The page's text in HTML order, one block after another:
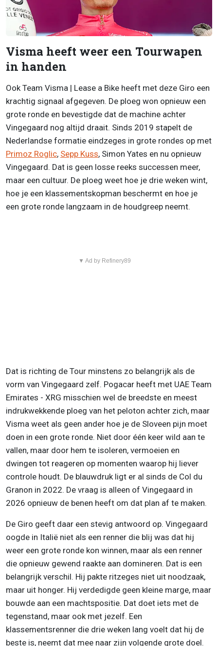
Visma heeft weer een Tourwapen
in handen
Ook Team Visma | Lease a Bike heeft met deze Giro een
krachtig signaal afgegeven. De ploeg won opnieuw een
grote ronde en bevestigde dat de machine achter
Vingegaard nog altijd draait. Sinds 2019 stapelt de
Nederlandse formatie eindzeges in grote rondes op met
Primoz Roglic, Sepp Kuss, Simon Yates en nu opnieuw
Vingegaard. Dat is geen losse reeks successen meer,
maar een cultuur. De ploeg weet hoe je drie weken wint,
hoe je een klassementskopman beschermt en hoe je
een grote ronde langzaam in de houdgreep neemt.
▼ Ad by Refinery89
Dat is richting de Tour minstens zo belangrijk als de
vorm van Vingegaard zelf. Pogacar heeft met UAE Team
Emirates - XRG misschien wel de breedste en meest
indrukwekkende ploeg van het peloton achter zich, maar
Visma weet als geen ander hoe je de Sloveen pijn moet
doen in een grote ronde. Niet door één keer wild aan te
vallen, maar door hem te isoleren, vermoeien en
dwingen tot reageren op momenten waarop hij liever
controle houdt. De blauwdruk ligt er al sinds de Col du
Granon in 2022. De vraag is alleen of Vingegaard in
2026 opnieuw de benen heeft om dat plan af te maken.
De Giro geeft daar een stevig antwoord op. Vingegaard
oogde in Italië niet als een renner die blij was dat hij
weer een grote ronde kon winnen, maar als een renner
die opnieuw gewend raakte aan domineren. Dat is een
belangrijk verschil. Hij pakte ritzeges niet uit noodzaak,
maar uit honger. Hij verdedigde geen kleine marge, maar
bouwde aan een machtspositie. Dat doet iets met de
tegenstand, maar ook met jezelf. Een
klassementsrenner die drie weken lang voelt dat hij de
beste is, neemt dat mee naar zijn volgende grote doel.